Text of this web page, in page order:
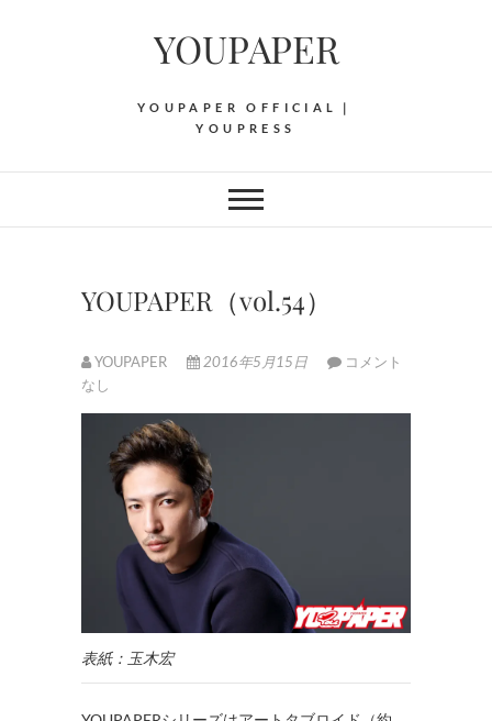
YOUPAPER
YOUPAPER OFFICIAL｜
YOUPRESS
YOUPAPER（vol.54）
YOUPAPER 2016年5月15日
コメント
なし
表紙：玉木宏